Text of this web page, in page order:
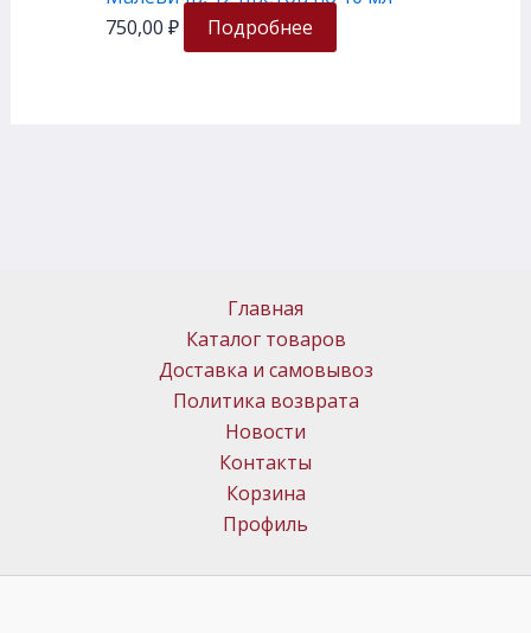
750,00 ₽ Подробнее
Главная
Каталог товаров
Доставка и самовывоз
Политика возврата
Новости
Контакты
Корзина
Профиль